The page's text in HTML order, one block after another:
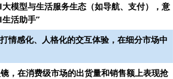
模型与生活服务生态（如导航、支付），意
活助手”
情感化、人格化的交互体验，在细分市场中
，在消费级市场的出货量和销售额上表现抢